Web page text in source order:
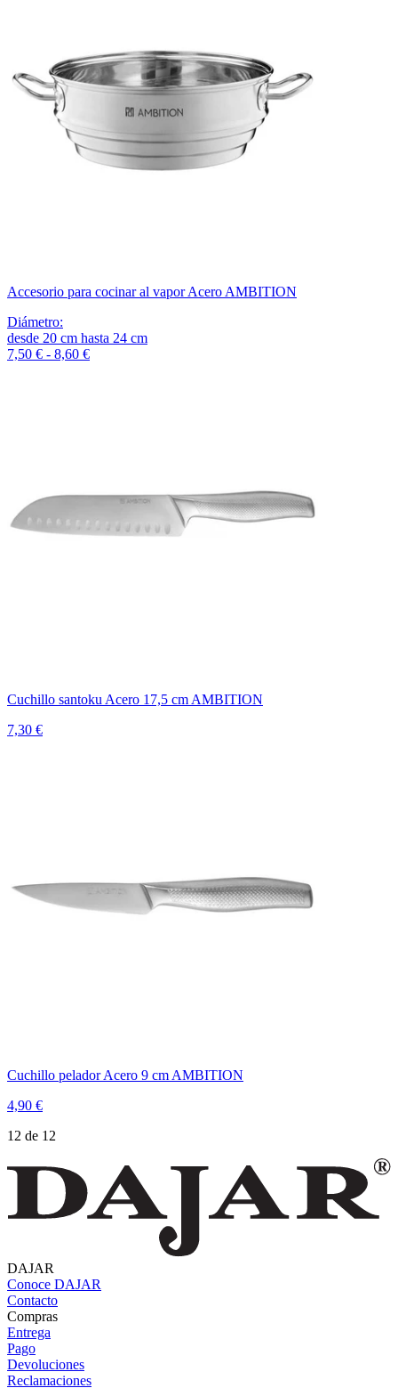
Accesorio para cocinar al vapor Acero AMBITION
Diámetro:
desde 20 cm hasta 24 cm
7,50 € - 8,60 €
Cuchillo santoku Acero 17,5 cm AMBITION
7,30 €
Cuchillo pelador Acero 9 cm AMBITION
4,90 €
12 de 12
DAJAR
Conoce DAJAR
Contacto
Compras
Entrega
Pago
Devoluciones
Reclamaciones